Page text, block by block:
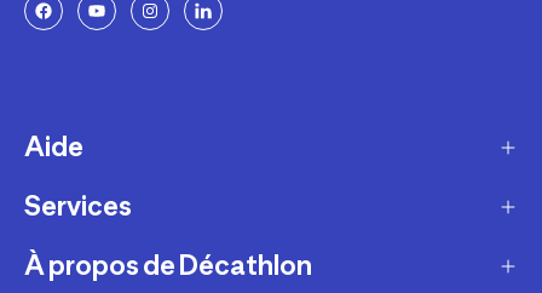
Aide
Livraison
Retours et échanges
Services
Programme de fidélité
À propos de Décathlon